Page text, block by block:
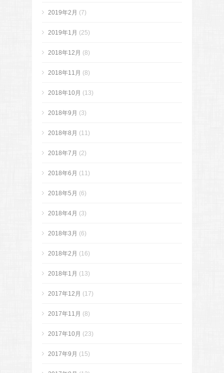
2019年2月 (7)
2019年1月 (25)
2018年12月 (8)
2018年11月 (8)
2018年10月 (13)
2018年9月 (3)
2018年8月 (11)
2018年7月 (2)
2018年6月 (11)
2018年5月 (6)
2018年4月 (3)
2018年3月 (6)
2018年2月 (16)
2018年1月 (13)
2017年12月 (17)
2017年11月 (8)
2017年10月 (23)
2017年9月 (15)